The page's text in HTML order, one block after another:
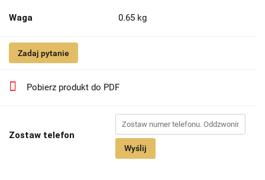
Waga 0.65 kg
Zadaj pytanie
Pobierz produkt do PDF
Zostaw telefon
Wyślij